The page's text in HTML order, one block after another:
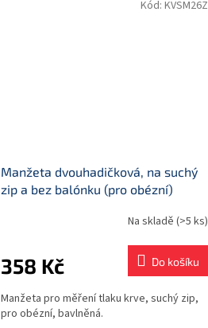
Manžeta dvouhadičková, na suchý
zip a bez balónku (pro obézní)
Na skladě (>5 ks)
358 Kč Do košíku
Manžeta pro měření tlaku krve, suchý zip,
pro obézní, bavlněná.
Kód: KVSM26Z